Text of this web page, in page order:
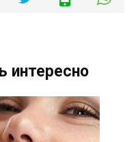
интересно